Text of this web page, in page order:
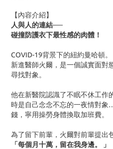
【內容介紹】
人與人的連結──
碰撞防護衣下最性感的肉體！
COVID-19背景下的紐約曼哈頓。
新進醫師火爾，是一個誠實面對
尋找對象。
他在新醫院認識了不眠不休工作
時是自己念念不忘的一夜情對
錢，寧用操勞身體換取加班費。
為了留下前輩，火爾對前輩提出
「每個月十萬，留在我身邊。 」